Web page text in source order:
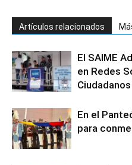
Artículos relacionados
El SAIME
en Redes
Ciudadanos
En el
para